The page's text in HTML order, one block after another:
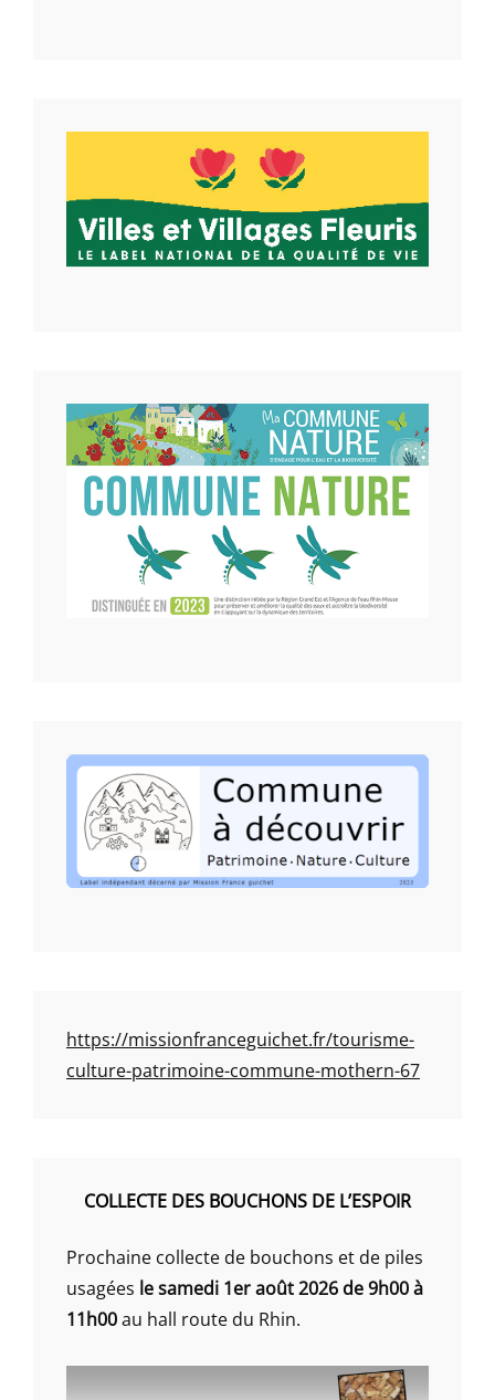
https://missionfranceguichet.fr/tourisme-
culture-patrimoine-commune-mothern-67
COLLECTE DES BOUCHONS DE L’ESPOIR
Prochaine collecte de bouchons et de piles
usagées le samedi 1er août 2026 de 9h00 à
11h00au hall route du Rhin.